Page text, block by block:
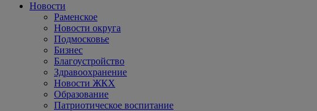
Новости
Раменское
Новости округа
Подмосковье
Бизнес
Благоустройство
Здравоохранение
Новости ЖКХ
Образование
Патриотическое воспитание